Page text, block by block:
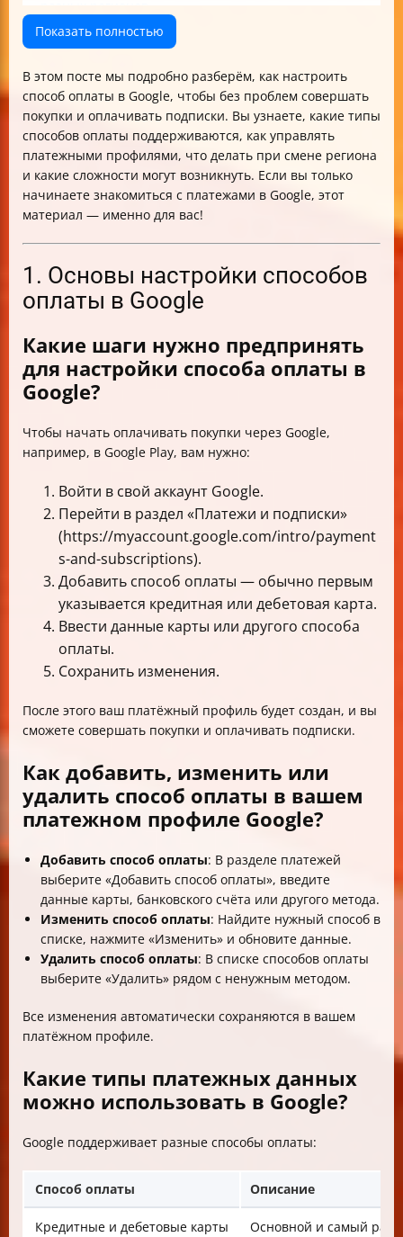
4. Решение проблем и советы по настройке оплаты
Итоговая таблица: основные способы оплаты и их
Заключение
Показать полностью
В этом посте мы подробно разберём, как настроить
способ оплаты в Google, чтобы без проблем совершать
покупки и оплачивать подписки. Вы узнаете, какие типы
способов оплаты поддерживаются, как управлять
платежными профилями, что делать при смене региона
и какие сложности могут возникнуть. Если вы только
начинаете знакомиться с платежами в Google, этот
материал — именно для вас!
1. Основы настройки способов
оплаты в Google
Какие шаги нужно предпринять
для настройки способа оплаты в
Google?
Чтобы начать оплачивать покупки через Google,
например, в Google Play, вам нужно:
Войти в свой аккаунт Google.
Перейти в раздел «Платежи и подписки»
(https://myaccount.google.com/intro/payment
s-and-subscriptions).
Добавить способ оплаты — обычно первым
указывается кредитная или дебетовая карта.
Ввести данные карты или другого способа
оплаты.
Сохранить изменения.
После этого ваш платёжный профиль будет создан, и вы
сможете совершать покупки и оплачивать подписки.
Как добавить, изменить или
удалить способ оплаты в вашем
платежном профиле Google?
Добавить способ оплаты: В разделе платежей
выберите «Добавить способ оплаты», введите
данные карты, банковского счёта или другого метода.
Изменить способ оплаты: Найдите нужный способ в
списке, нажмите «Изменить» и обновите данные.
Удалить способ оплаты: В списке способов оплаты
выберите «Удалить» рядом с ненужным методом.
Все изменения автоматически сохраняются в вашем
платёжном профиле.
Какие типы платежных данных
можно использовать в Google?
Google поддерживает разные способы оплаты:
Способ оплаты Описание
Кредитные и дебетовые карты Основной и самый